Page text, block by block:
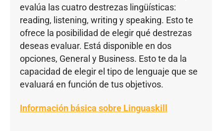
evalúa las cuatro destrezas lingüísticas:
reading, listening, writing y speaking. Esto te
ofrece la posibilidad de elegir qué destrezas
deseas evaluar. Está disponible en dos
opciones, General y Business. Esto te da la
capacidad de elegir el tipo de lenguaje que se
evaluará en función de tus objetivos.
Información básica sobre Linguaskill